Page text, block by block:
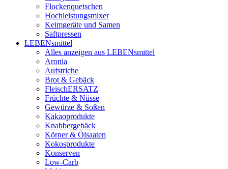
Flockenquetschen
Hochleistungsmixer
Keimgeräte und Samen
Saftpressen
LEBENsmittel
Alles anzeigen aus LEBENsmittel
Aronia
Aufstriche
Brot & Gebäck
FleischERSATZ
Früchte & Nüsse
Gewürze & Soßen
Kakaoprodukte
Knabbergebäck
Körner & Ölsaaten
Kokosprodukte
Konserven
Low-Carb